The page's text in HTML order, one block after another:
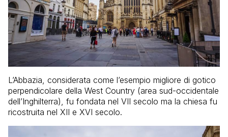
L’Abbazia, considerata come l’esempio migliore di gotico
perpendicolare della West Country (area sud-occidentale
dell’Inghilterra), fu fondata nel VII secolo ma la chiesa fu
ricostruita nel XII e XVI secolo.